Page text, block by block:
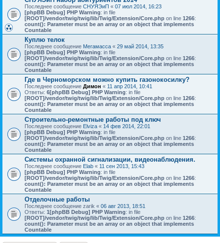
Последнее сообщение СНУЯЭиП « 07 июл 2014, 16:23
[phpBB Debug] PHP Warning: in file
[ROOT]/vendor/twig/twig/lib/Twig/Extension/Core.php on line 1266:
count(): Parameter must be an array or an object that implements
Countable
Куплю телок
Последнее сообщение Мегамасса « 29 май 2014, 13:35
[phpBB Debug] PHP Warning: in file
[ROOT]/vendor/twig/twig/lib/Twig/Extension/Core.php on line 1266:
count(): Parameter must be an array or an object that implements
Countable
Где в Черноморском можно купить газонокосилку?
Последнее сообщение Димон « 11 апр 2014, 10:41
Ответы: 6[phpBB Debug] PHP Warning: in file
[ROOT]/vendor/twig/twig/lib/Twig/Extension/Core.php on line 1266:
count(): Parameter must be an array or an object that implements
Countable
Строительно-ремонтные работы под ключ
Последнее сообщение Elviza « 14 фев 2014, 22:01
[phpBB Debug] PHP Warning: in file
[ROOT]/vendor/twig/twig/lib/Twig/Extension/Core.php on line 1266:
count(): Parameter must be an array or an object that implements
Countable
Системы охранной сигнализации, видеонаблюдения.
Последнее сообщение Elab « 11 сен 2013, 15:43
[phpBB Debug] PHP Warning: in file
[ROOT]/vendor/twig/twig/lib/Twig/Extension/Core.php on line 1266:
count(): Parameter must be an array or an object that implements
Countable
Отделочные работы
Последнее сообщение zarik « 06 авг 2013, 18:51
Ответы: 1[phpBB Debug] PHP Warning: in file
[ROOT]/vendor/twig/twig/lib/Twig/Extension/Core.php on line 1266:
count(): Parameter must be an array or an object that implements
Countable